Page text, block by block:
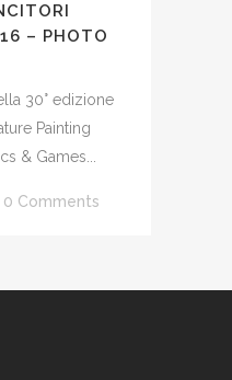
– PHOTO
30° edizione
Painting
& Games...
0 Comments